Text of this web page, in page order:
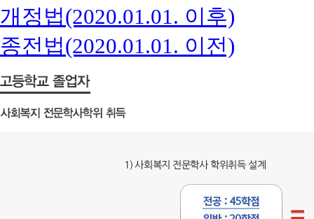
개정법(2020.01.01. 이후)
종전법(2020.01.01. 이전)